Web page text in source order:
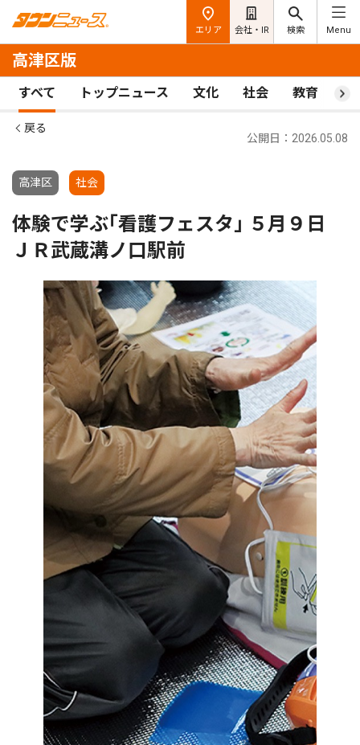
エリア 会社・IR 検索 Menu
高津区版
すべて トップニュース 文化 社会 教育 ス
戻る
高津区 社会
公開日：2026.05.08
体験で学ぶ｢看護フェスタ｣ ５月９日
ＪＲ武蔵溝ノ口駅前